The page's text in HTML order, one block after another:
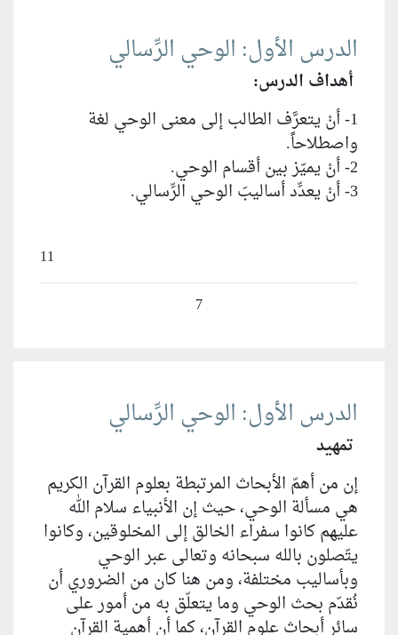
الدرس الأول: الوحي الرِّسالي
أهداف الدرس:
1- أنْ يتعرَّف الطالب إلى معنى الوحي لغة
واصطلاحاً.
2- أنْ يميّز بين أقسام الوحي.
3- أنْ يعدِّد أساليبَ الوحي الرِّسالي.
11
7
الدرس الأول: الوحي الرِّسالي
تمهيد
إن من أهمّ الأبحاث المرتبطة بعلوم القرآن الكريم
هي مسألة الوحي، حيث إن الأنبياء سلام الله
عليهم كانوا سفراء الخالق إلى المخلوقين، وكانوا
يتّصلون بالله سبحانه وتعالى عبر الوحي
وبأساليب مختلفة، ومن هنا كان من الضروري أن
نُقدّم بحث الوحي وما يتعلّق به من أمور على
سائر أبحاث علوم القرآن، كما أن أهمية القرآن